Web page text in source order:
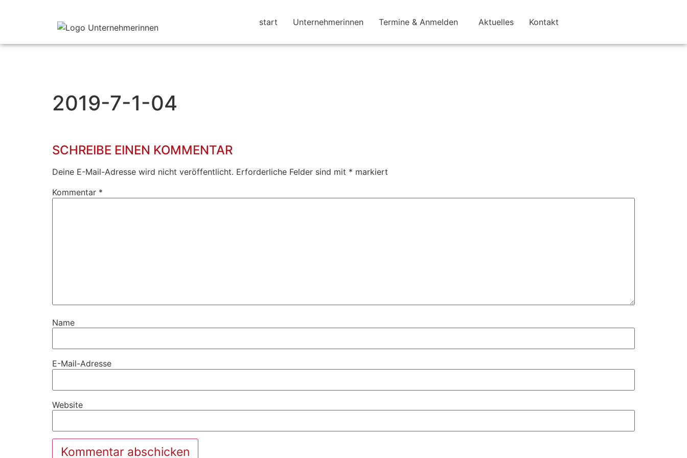
start Unternehmerinnen Termine & Anmelden Aktuelles Kontakt
2019-7-1-04
SCHREIBE EINEN KOMMENTAR
Deine E-Mail-Adresse wird nicht veröffentlicht. Erforderliche Felder sind mit * markiert
Kommentar *
Name
E-Mail-Adresse
Website